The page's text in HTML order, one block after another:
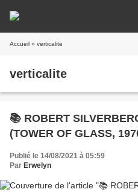
Accueil » verticalite
verticalite
📚 ROBERT
(TOWER OF GLASS,
Publié le 14/08/2021 à 05:59
Par Erwelyn